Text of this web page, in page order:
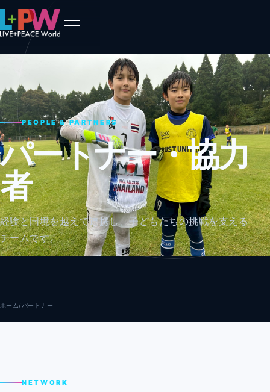
PEOPLE & PARTNERS
パートナー・協力
者
経験と国境を越えて連携し、子どもたちの挑戦を支える
チームです。
ホーム/ パートナー
NETWORK